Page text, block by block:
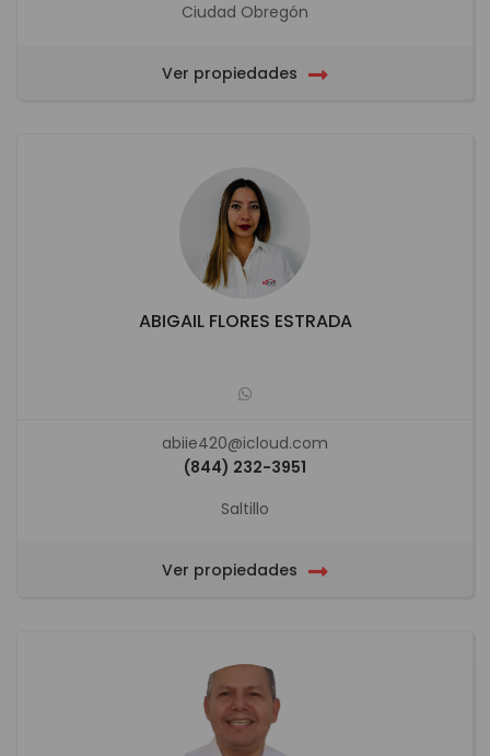
Ciudad Obregón
Ver propiedades
ABIGAIL FLORES ESTRADA
abiie420@icloud.com
(844) 232-3951
Saltillo
Ver propiedades